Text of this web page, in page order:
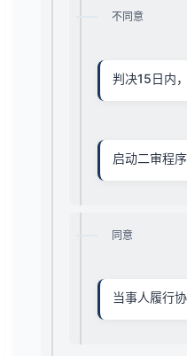
不同意
判决15日内
启动二审程序
同意
当事人履行